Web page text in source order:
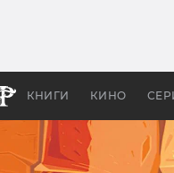
КНИГИ КИНО